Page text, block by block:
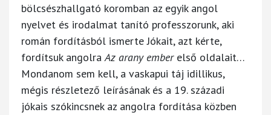
bölcsészhallgató koromban az egyik angol
nyelvet és irodalmat tanító professzorunk, aki
román fordításból ismerte Jókait, azt kérte,
fordítsuk angolraAz arany emberelső oldalait…
Mondanom sem kell, a vaskapui táj idillikus,
mégis részletező leírásának és a 19. századi
jókais szókincsnek az angolra fordítása közben